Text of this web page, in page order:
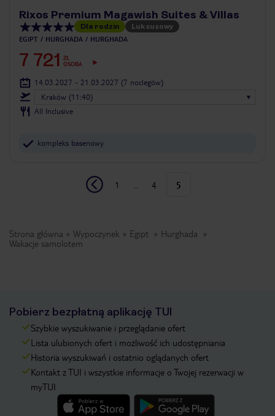
Rixos Premium Magawish Suites & Villas
Dla rodzin Luksusowy
EGIPT HURGHADA HURGHADA
7 721
ZŁ
OSOBA
14.03.2027 - 21.03.2027 (7 noclegów)
Kraków (11:40)
All Inclusive
kompleks basenowy
1 4 5
Strona główna Wypoczynek Egipt
Hurghada
Wakacje samolotem
Pobierz bezpłatną aplikację TUI
Szybkie wyszukiwanie i przeglądanie ofert
Lista ulubionych ofert i możliwość ich udostępniania
Historia wyszukiwań i ostatnio oglądanych ofert
Kontakt z TUI i wszystkie informacje o Twojej rezerwacji w
myTUI